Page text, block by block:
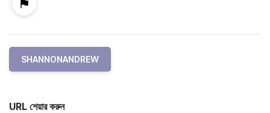
SHANNONANDREW
URL শেয়ার করুন